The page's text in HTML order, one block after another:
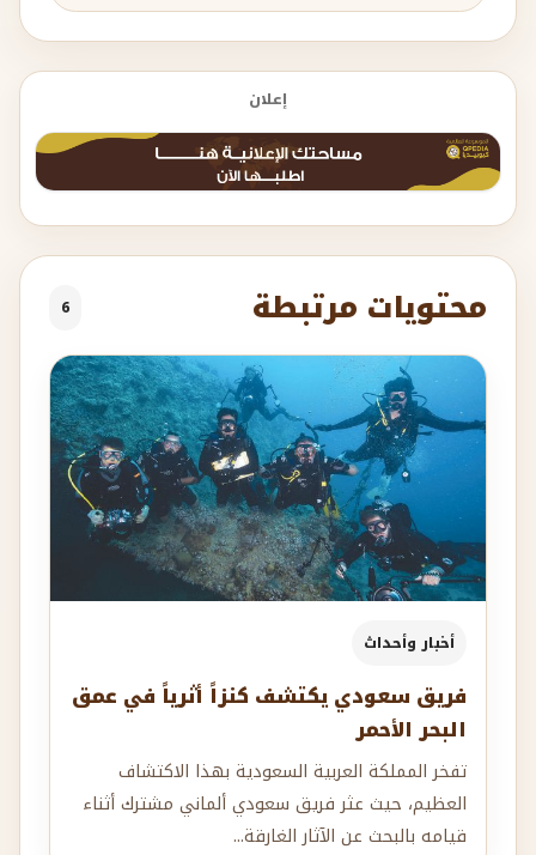
إعلان
محتويات مرتبطة 6
أخبار وأحداث
فريق سعودي يكتشف كنزاً أثرياً في عمق
البحر الأحمر
تفخر المملكة العربية السعودية بهذا الاكتشاف
العظيم، حيث عثر فريق سعودي ألماني مشترك أثناء
قيامه بالبحث عن الآثار الغارقة...